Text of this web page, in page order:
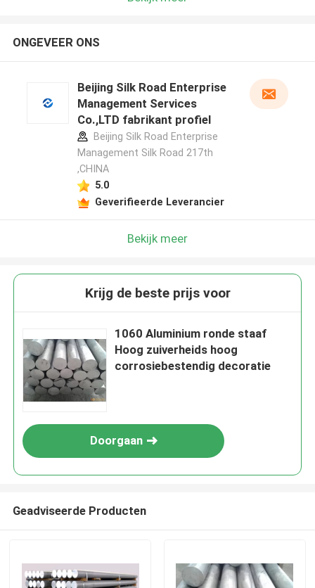
ONGEVEER ONS
Beijing Silk Road Enterprise
Management Services
Co.,LTD fabrikant profiel
Beijing Silk Road Enterprise
Management Silk Road 217th
,CHINA
5.0
Geverifieerde Leverancier
Bekijk meer
Krijg de beste prijs voor
1060 Aluminium ronde staaf
Hoog zuiverheids hoog
corrosiebestendig decoratie
Doorgaan
Geadviseerde Producten